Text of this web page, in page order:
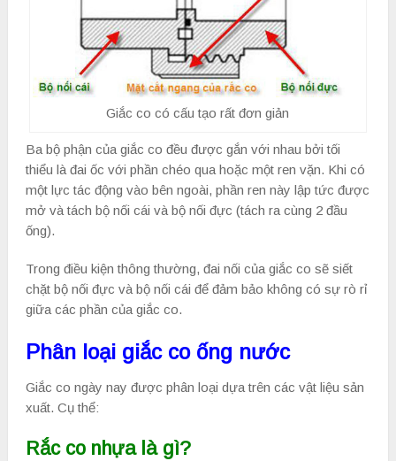
Giắc co có cấu tạo rất đơn giản
Ba bộ phận của giắc co đều được gắn với nhau bởi tối
thiểu là đai ốc với phần chéo qua hoặc một ren vặn. Khi có
một lực tác động vào bên ngoài, phần ren này lập tức được
mở và tách bộ nối cái và bộ nối đực (tách ra cùng 2 đầu
ống).
Trong điều kiện thông thường, đai nối của giắc co sẽ siết
chặt bộ nối đực và bộ nối cái để đảm bảo không có sự rò rỉ
giữa các phần của giắc co.
Phân loại giắc co ống nước
Giắc co ngày nay được phân loại dựa trên các vật liệu sản
xuất. Cụ thể:
Rắc co nhựa là gì?